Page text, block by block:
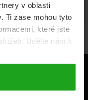
v oblasti
Ti zase mohou tyto
které jste
Udělte nám k
Energie